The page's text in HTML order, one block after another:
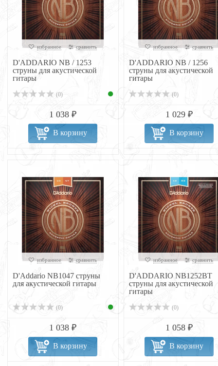
избранное сравнить
D'ADDARIO NB / 1253
струны для акустической
гитары
(0)
1 038 ₽
В корзину
избранное сравнить
D'ADDARIO NB / 1256
струны для акустической
гитары
(0)
1 029 ₽
В корзину
избранное сравнить
D'Addario NB1047 струны
для акустической гитары
(0)
1 038 ₽
В корзину
избранное сравнить
D'ADDARIO NB1252BT
струны для акустической
гитары
(0)
1 058 ₽
В корзину